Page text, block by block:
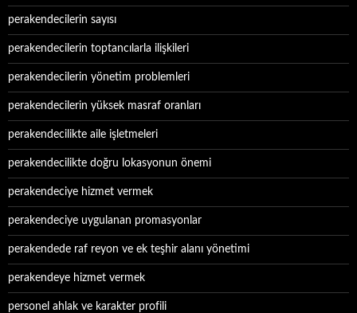
perakendecilerin sayısı
perakendecilerin toptancılarla ilişkileri
perakendecilerin yönetim problemleri
perakendecilerin yüksek masraf oranları
perakendecilikte aile işletmeleri
perakendecilikte doğru lokasyonun önemi
perakendeciye hizmet vermek
perakendeciye uygulanan promasyonlar
perakendede raf reyon ve ek teşhir alanı yönetimi
perakendeye hizmet vermek
personel ahlak ve karakter profili